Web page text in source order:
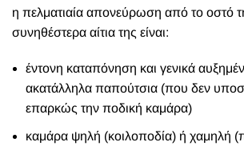
η πελματιαία απονεύρωση από το οστό
συνηθέστερα αίτια της είναι:
έντονη καταπόνηση και γενικά
ακατάλληλα παπούτσια (που δεν
επαρκώς την ποδική καμάρα)
καμάρα ψηλή (κοιλοποδία) ή χαμηλή